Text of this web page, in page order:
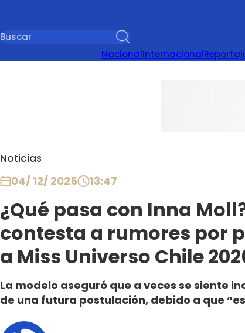
NacionalInternacional
Noticias
04/ 12/ 2025 13:47
¿Qué pasa con Inna
contesta a rumores por
a Miss Universo Chile
La modelo aseguró que a veces se siente
de una futura postulación, debido a que